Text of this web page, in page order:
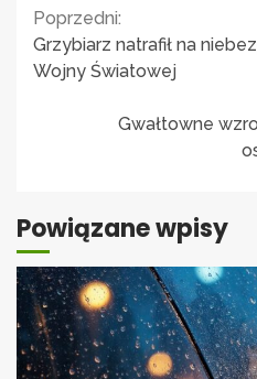
Continue
Reading
Poprzedni:
Grzybiarz natrafił na
Wojny Światowej
Gwałtowne
Powiązane wpisy